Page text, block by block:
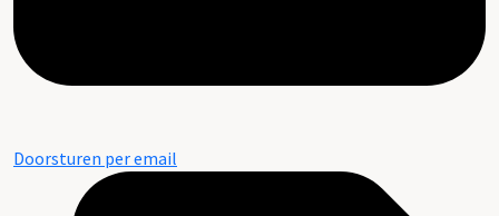
Doorsturen per email